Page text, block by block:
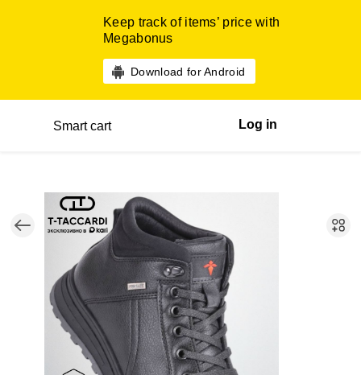
Keep track of items’ price with
Megabonus
Download for Android
Smart cart Log in